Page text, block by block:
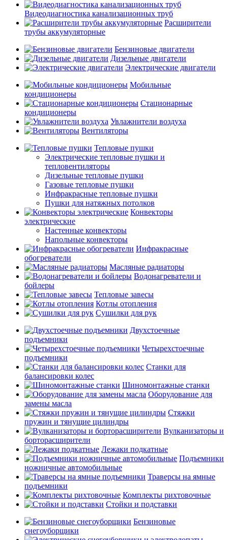
Видеодиагностика канализационных труб
Расширители
трубы аккумуляторные
Бензиновые двигатели
Дизельные двигатели
Электрические двигатели
Мобильные
кондиционеры
Стационарные
кондиционеры
Увлажнители воздуха
Вентиляторы
Тепловые пушки
Электрические тепловые пушки и
тепловентиляторы
Дизельные тепловые пушки
Газовые тепловые пушки
Инфракрасные тепловые пушки
Пушки для натяжных потолков
Конвекторы
электрические
Настенные конвекторы
Напольные конвекторы
Инфракрасные
обогреватели
Масляные радиаторы
Водонагреватели и
бойлеры
Тепловые завесы
Котлы отопления
Сушилки для рук
Двухстоечные
подъемники
Четырехстоечные
подъемники
Станки для
балансировки колес
Шиномонтажные станки
Оборудование для
замены масла
Стяжки
пружин и тянущие цилиндры
Вулканизаторы и
борторасширители
Лежаки подкатные
Подъемники
ножничные автомобильные
Траверсы на ямные
подъемники
Комплекты рихтовочные
Стойки и подставки
Бензиновые
снегоуборщики